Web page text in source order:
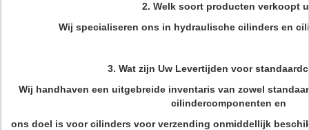
2. Welk soort producten verkoopt
Wij specialiseren ons in hydraulische cilinders en
3. Wat zijn Uw Levertijden voor
Wij handhaven een uitgebreide inventaris van zowel
cilindercomponenten en
ons doel is voor cilinders voor verzending onmiddellijk